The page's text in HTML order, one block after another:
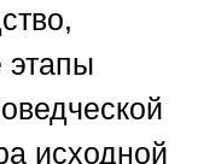
исходной